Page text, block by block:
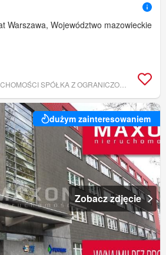
Warszawa, Województwo mazowieckie
dużym zainteresowaniem
Zobacz zdjęcie